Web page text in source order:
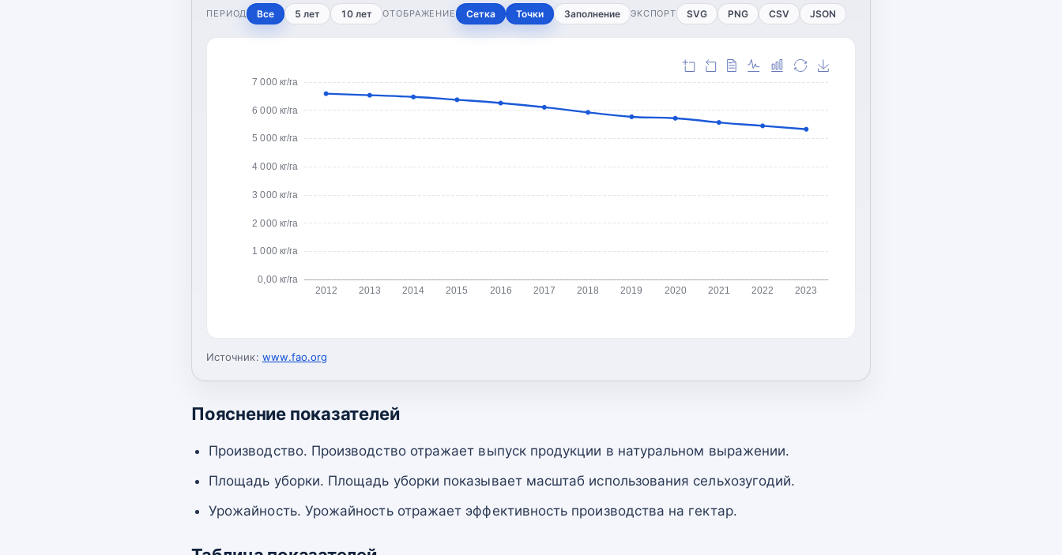
ПЕРИОД Все 5 лет 10 лет ОТОБРАЖЕНИЕ Сетка Точки Заполнение ЭКСПОРТ SVG PNG CSV JSON
0,00 кг/га
1 000 кг/га
2 000 кг/га
3 000 кг/га
4 000 кг/га
5 000 кг/га
6 000 кг/га
7 000 кг/га
2012 2013 2014 2015 2016 2017 2018 2019 2020 2021 2022 2023
Источник: www.fao.org
Пояснение показателей
Производство. Производство отражает выпуск продукции в натуральном выражении.
Площадь уборки. Площадь уборки показывает масштаб использования сельхозугодий.
Урожайность. Урожайность отражает эффективность производства на гектар.